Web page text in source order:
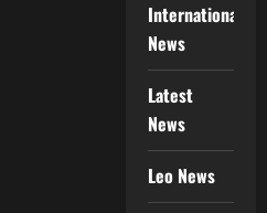
International
News
Latest
News
Leo News